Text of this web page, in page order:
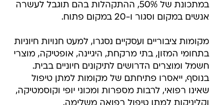
במתכונת של 50%, ההתקהלות בהם תוגבל לעשרה
אנשים במקום וסגור ו-20 במקום פתוח.
מקומות ציבוריים ועסקיים נסגרו, למעט חנויות חיוניות
בתחומי המזון, בתי מרקחת, היגיינה, אופטיקה, מוצרי
חשמל ומוצרים הדרושים לתיקונים חיוניים בבית.
בנוסף, ייאסרו פתיחתם של מקומות למתן טיפול
שאינו רפואי, לרבות מספרות ומכוני יופי וקוסמטיקה,